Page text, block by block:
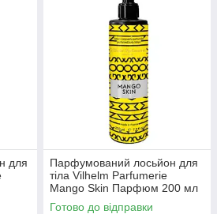
для
Парфумований лосьйон для
тіла Vilhelm Parfumerie
Mango Skin Парфюм 200 мл
AIW9
Готово до відправки